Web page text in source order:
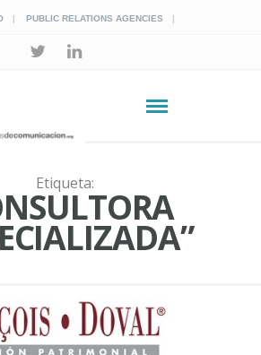
PUBLIC RELATIONS AGENCIES
Etiqueta: